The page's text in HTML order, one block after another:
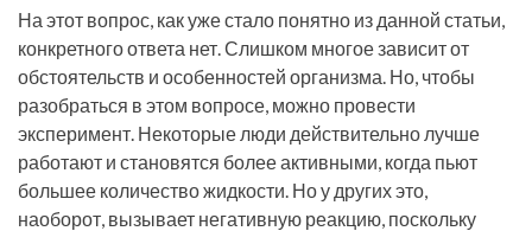
На этот вопрос, как уже стало понятно из данной статьи,
конкретного ответа нет. Слишком многое зависит от
обстоятельств и особенностей организма. Но, чтобы
разобраться в этом вопросе, можно провести
эксперимент. Некоторые люди действительно лучше
работают и становятся более активными, когда пьют
большее количество жидкости. Но у других это,
наоборот, вызывает негативную реакцию, поскольку